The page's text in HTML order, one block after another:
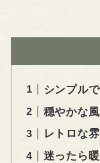
シンプル
穏やかな
レトロな
迷ったら